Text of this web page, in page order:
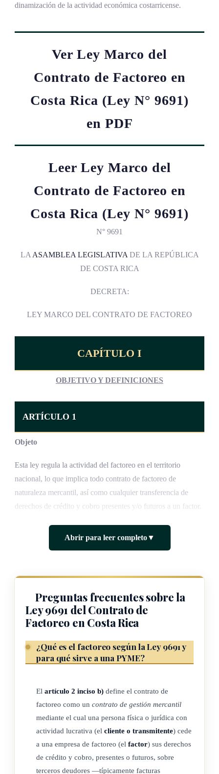
dinamización de la actividad económica costarricense.
Ver Ley Marco del
Contrato de Factoreo en
Costa Rica (Ley N° 9691)
en PDF
Leer Ley Marco del
Contrato de Factoreo en
Costa Rica (Ley N° 9691)
N° 9691
LA ASAMBLEA LEGISLATIVA DE LA REPÚBLICA
DE COSTA RICA
DECRETA:
LEY MARCO DEL CONTRATO DE FACTOREO
CAPÍTULO I
OBJETIVO Y DEFINICIONES
ARTÍCULO 1
Objeto
Esta ley regula la actividad del factoreo en el territorio
nacional, lo que implica todo contrato de factoreo de
naturaleza mercantil, así como cualquier transferencia de
derechos de crédito y cobro presentes y/o futuros a un factor.
ARTÍCULO 2
Para los efectos de la presente ley se entenderá lo siguiente:
a) Administrador de la plataforma electrónica de factoreo:
órgano responsable encargado de la administración de la
Plataforma Electrónica de Factoreo.
b) Contrato de factoreo: contrato de gestión mercantil
desarrolla una actividad lucrativa, llamada cliente,
transmite a la empresa de factoreo, llamado factor, sus
derechos de crédito y cobro presentes y/o futuros de
terceros deudores, sea mediante facturas o cualquier otro
efecto comercial, a cambio de una remuneración
previamente estipulada.
Este contrato puede comprender también otros tipos de
Abrir para leer completo▼
Preguntas frecuentes sobre la
Ley 9691 del Contrato de
Factoreo en Costa Rica
¿Qué es el factoreo según la Ley 9691 y
para qué sirve a una PYME?
El artículo 2 inciso b) define el contrato de
factoreo como un contrato de gestión mercantil
mediante el cual una persona física o jurídica con
actividad lucrativa (el cliente o transmitente) cede
a una empresa de factoreo (el factor) sus derechos
de crédito y cobro, presentes o futuros, sobre
terceros deudores —típicamente facturas